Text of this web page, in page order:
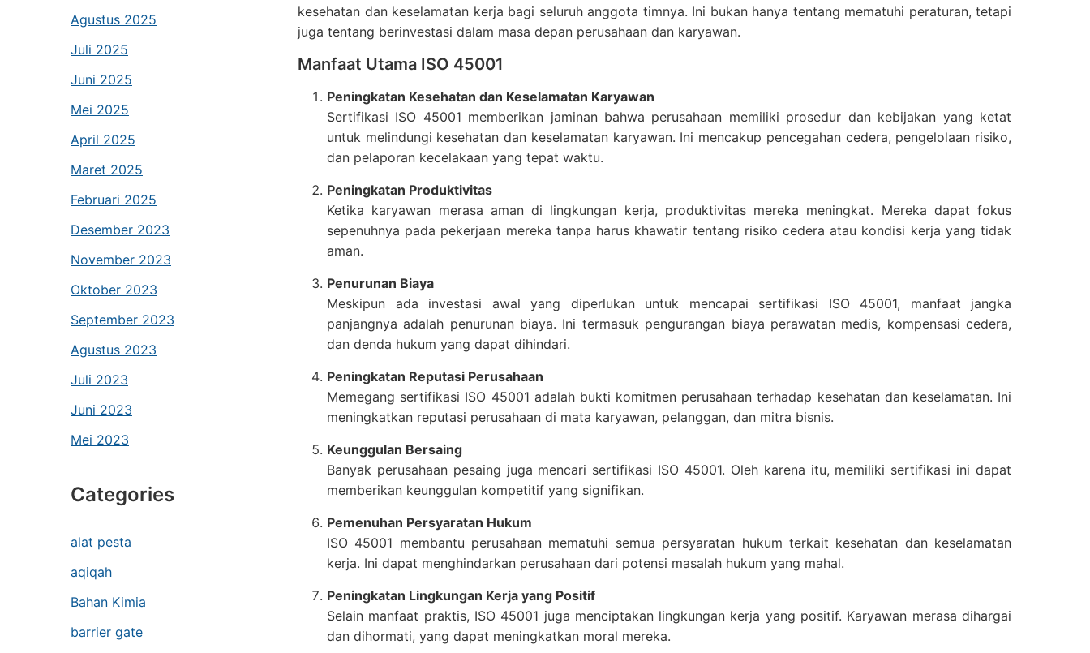
Agustus 2025
Juli 2025
Juni 2025
Mei 2025
April 2025
Maret 2025
Februari 2025
Desember 2023
November 2023
Oktober 2023
September 2023
Agustus 2023
Juli 2023
Juni 2023
Mei 2023
Categories
alat pesta
aqiqah
Bahan Kimia
barrier gate
kesehatan dan keselamatan kerja bagi seluruh anggota timnya. Ini bukan hanya tentang mematuhi peraturan, tetapi
juga tentang berinvestasi dalam masa depan perusahaan dan karyawan.
Manfaat Utama ISO 45001
Peningkatan Kesehatan dan Keselamatan Karyawan
Sertifikasi ISO 45001 memberikan jaminan bahwa perusahaan memiliki prosedur dan kebijakan yang ketat
untuk melindungi kesehatan dan keselamatan karyawan. Ini mencakup pencegahan cedera, pengelolaan risiko,
dan pelaporan kecelakaan yang tepat waktu.
Peningkatan Produktivitas
Ketika karyawan merasa aman di lingkungan kerja, produktivitas mereka meningkat. Mereka dapat fokus
sepenuhnya pada pekerjaan mereka tanpa harus khawatir tentang risiko cedera atau kondisi kerja yang tidak
aman.
Penurunan Biaya
Meskipun ada investasi awal yang diperlukan untuk mencapai sertifikasi ISO 45001, manfaat jangka
panjangnya adalah penurunan biaya. Ini termasuk pengurangan biaya perawatan medis, kompensasi cedera,
dan denda hukum yang dapat dihindari.
Peningkatan Reputasi Perusahaan
Memegang sertifikasi ISO 45001 adalah bukti komitmen perusahaan terhadap kesehatan dan keselamatan. Ini
meningkatkan reputasi perusahaan di mata karyawan, pelanggan, dan mitra bisnis.
Keunggulan Bersaing
Banyak perusahaan pesaing juga mencari sertifikasi ISO 45001. Oleh karena itu, memiliki sertifikasi ini dapat
memberikan keunggulan kompetitif yang signifikan.
Pemenuhan Persyaratan Hukum
ISO 45001 membantu perusahaan mematuhi semua persyaratan hukum terkait kesehatan dan keselamatan
kerja. Ini dapat menghindarkan perusahaan dari potensi masalah hukum yang mahal.
Peningkatan Lingkungan Kerja yang Positif
Selain manfaat praktis, ISO 45001 juga menciptakan lingkungan kerja yang positif. Karyawan merasa dihargai
dan dihormati, yang dapat meningkatkan moral mereka.